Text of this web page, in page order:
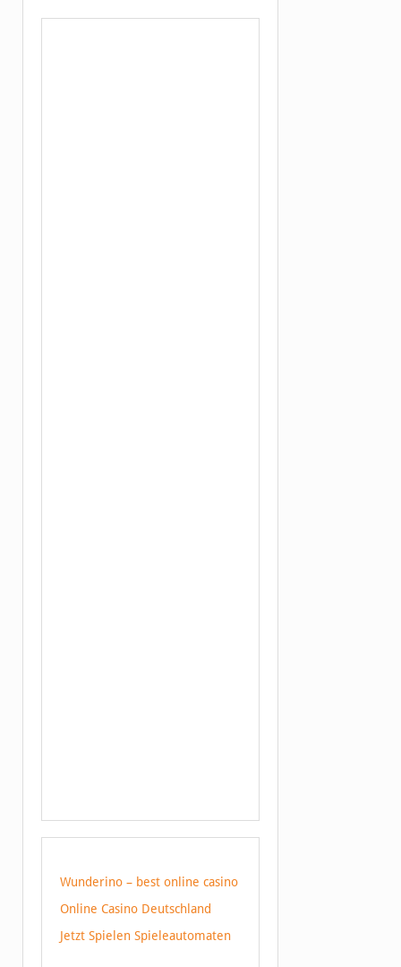
Wunderino – best online casino
Online Casino Deutschland
Jetzt Spielen Spieleautomaten